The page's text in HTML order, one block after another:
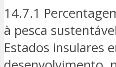
14.7.1
à pesca
Estados insulares